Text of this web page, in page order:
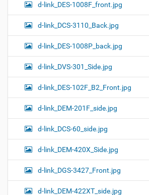
d-link_DES-1008F_front.jpg
d-link_DCS-3110_Back.jpg
d-link_DES-1008P_back.jpg
d-link_DVS-301_Side.jpg
d-link_DES-102F_B2_Front.jpg
d-link_DEM-201F_side.jpg
d-link_DCS-60_side.jpg
d-link_DEM-420X_Side.jpg
d-link_DGS-3427_Front.jpg
d-link_DEM-422XT_side.jpg